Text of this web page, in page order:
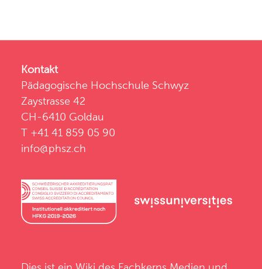
Kontakt
Pädagogische Hochschule Schwyz
Zaystrasse 42
CH-6410 Goldau
T +41 41 859 05 90
info@phsz.ch